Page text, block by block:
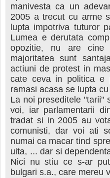
manivesta ca un
2005 a trecut cu arme
lupta impotriva tuturor
Lumea e derutata
opozitie, nu are cine
majoritatea sunt
actiuni de protest in
cate ceva in politica e
ramasi acasa se lupta
La noi preseditele "tarii"
voi, iar parlamentarii
tradat si in 2005 au
comunisti, dar voi ati
numai ca macar tind
uita, ... dar si
Nici nu stiu ce s-ar
bulgari s.a., care mereu